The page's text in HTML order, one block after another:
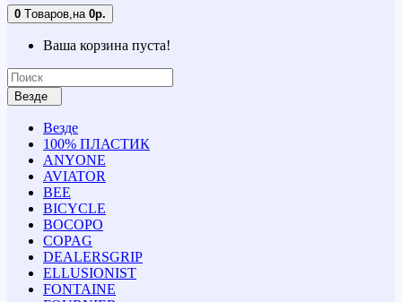
0 Tоваров, на 0р.
Ваша корзина пуста!
Везде
Везде
100% ПЛАСТИК
ANYONE
AVIATOR
BEE
BICYCLE
BOCOPO
COPAG
DEALERSGRIP
ELLUSIONIST
FONTAINE